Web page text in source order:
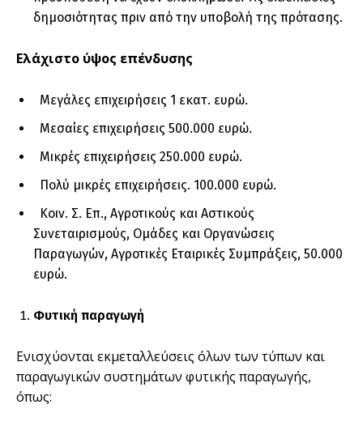
δηµοσιότητας πριν από την υποβολή της πρότασης.
Ελάχιστο ύψος επένδυσης
Μεγάλες επιχειρήσεις 1 εκατ. ευρώ.
Μεσαίες επιχειρήσεις 500.000 ευρώ.
Μικρές επιχειρήσεις 250.000 ευρώ.
Πολύ µικρές επιχειρήσεις. 100.000 ευρώ.
Κοιν. Σ. Επ., Αγροτικούς και Αστικούς
Συνεταιρισµούς, Οµάδες και Οργανώσεις
Παραγωγών, Αγροτικές Εταιρικές Συµπράξεις, 50.000
ευρώ.
Φυτική παραγωγή
Ενισχύονται εκµεταλλεύσεις όλων των τύπων και
παραγωγικών συστηµάτων φυτικής παραγωγής,
όπως: